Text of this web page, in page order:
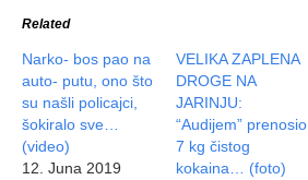
Related
Narko- bos pao na
auto- putu, ono što
su našli policajci,
šokiralo sve…
(video)
12. Juna 2019
VELIKA ZAPLENA
DROGE NA
JARINJU:
“Audijem” prenosio
7 kg čistog
kokaina… (foto)